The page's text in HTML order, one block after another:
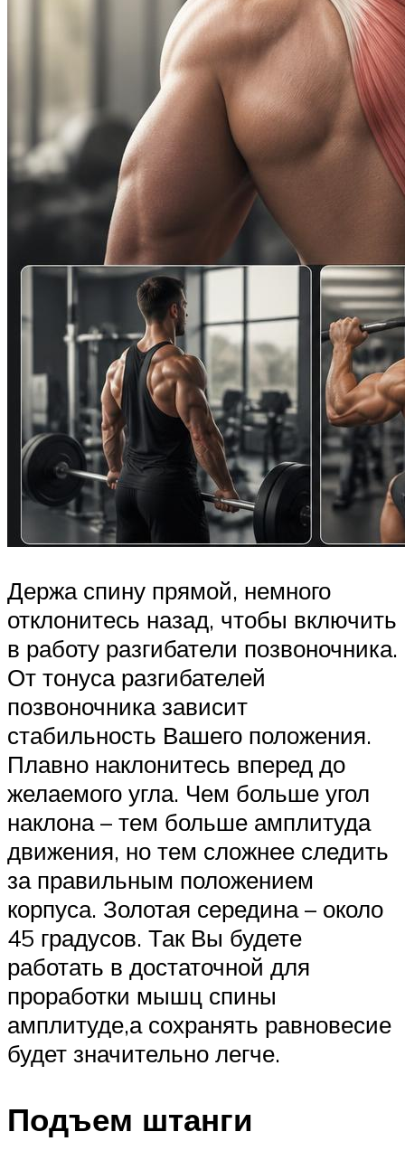
Держа спину прямой, немного
отклонитесь назад, чтобы включить
в работу разгибатели позвоночника.
От тонуса разгибателей
позвоночника зависит
стабильность Вашего положения.
Плавно наклонитесь вперед до
желаемого угла. Чем больше угол
наклона – тем больше амплитуда
движения, но тем сложнее следить
за правильным положением
корпуса. Золотая середина – около
45 градусов. Так Вы будете
работать в достаточной для
проработки мышц спины
амплитуде,а сохранять равновесие
будет значительно легче.
Подъем штанги